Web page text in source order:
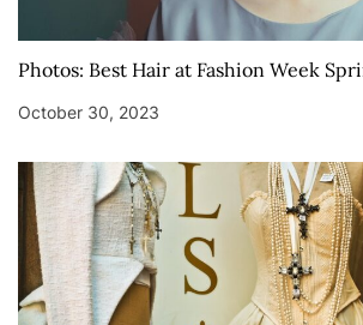
Photos: Best Hair at Fashion Week
October 30, 2023